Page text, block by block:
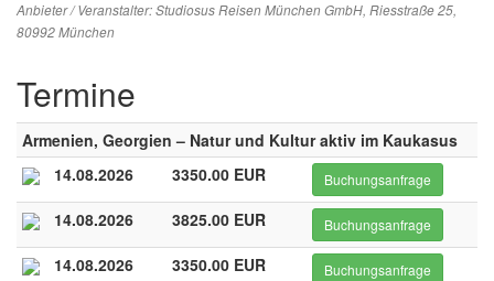
Anbieter / Veranstalter:Studiosus Reisen München GmbH, Riesstraße 25,
80992 München
Termine
Armenien, Georgien – Natur und Kultur aktiv im Kaukasus
14.08.2026
3350.00 EUR Buchungsanfrage
14.08.2026 3825.00 EUR Buchungsanfrage
14.08.2026 3350.00 EUR Buchungsanfrage